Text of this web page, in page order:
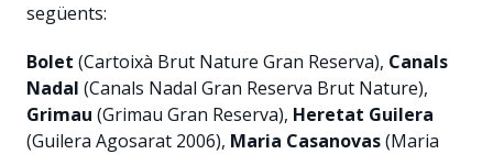
següents:
Bolet (Cartoixà Brut Nature Gran Reserva), Canals
Nadal (Canals Nadal Gran Reserva Brut Nature),
Grimau (Grimau Gran Reserva), Heretat Guilera
(Guilera Agosarat 2006), Maria Casanovas(Maria